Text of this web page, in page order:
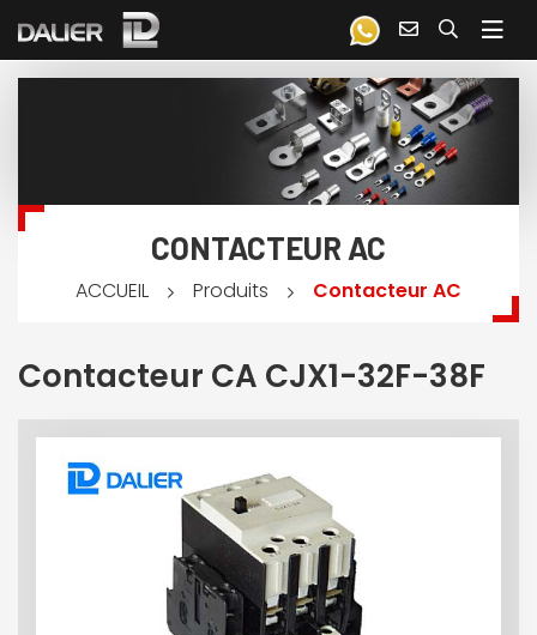
CONTACTEUR AC
ACCUEIL Produits Contacteur AC
Contacteur CA CJX1-32F-38F